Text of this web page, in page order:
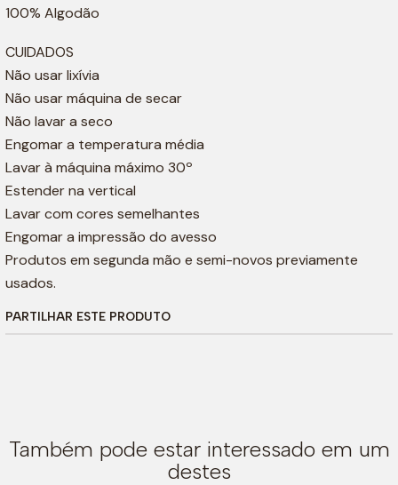
100% Algodão
CUIDADOS
Não usar lixívia
Não usar máquina de secar
Não lavar a seco
Engomar a temperatura média
Lavar à máquina máximo 30º
Estender na vertical
Lavar com cores semelhantes
Engomar a impressão do avesso
Produtos em segunda mão e semi-novos previamente
usados.
PARTILHAR ESTE PRODUTO
Também pode estar interessado em um
destes